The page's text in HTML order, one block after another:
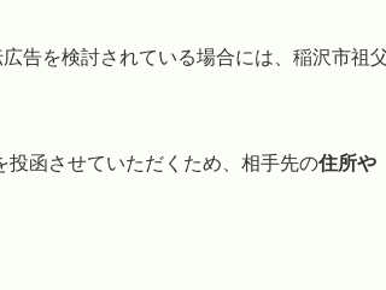
告を検討されている場合には、稲沢市祖
函させていただくため、相手先の住所や